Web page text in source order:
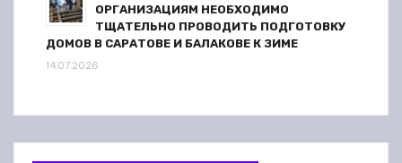
ОРГАНИЗАЦИЯМ НЕОБХОДИМО
ТЩАТЕЛЬНО ПРОВОДИТЬ ПОДГОТОВКУ
ДОМОВ В САРАТОВЕ И БАЛАКОВЕ К ЗИМЕ
14.07.2026